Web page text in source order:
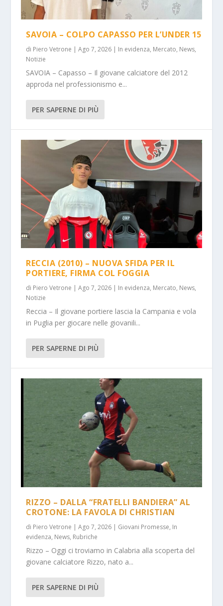
SAVOIA – COLPO CAPASSO PER L’UNDER 15
di Piero Vetrone |Ago 7, 2026 | In evidenza, Mercato, News,
Notizie
SAVOIA – Capasso – Il giovane calciatore del 2012
approda nel professionismo e...
PER SAPERNE DI PIÙ
RECCIA (2010) – NUOVA SFIDA PER IL
PORTIERE, FIRMA COL FOGGIA
di Piero Vetrone |Ago 7, 2026 | In evidenza, Mercato, News,
Notizie
Reccia – Il giovane portiere lascia la Campania e vola
in Puglia per giocare nelle giovanili...
PER SAPERNE DI PIÙ
RIZZO – DALLA “FRATELLI BANDIERA” AL
CROTONE: LA FAVOLA DI CHRISTIAN
di Piero Vetrone |Ago 7, 2026 | Giovani Promesse, In
evidenza, News, Rubriche
Rizzo – Oggi ci troviamo in Calabria alla scoperta del
giovane calciatore Rizzo, nato a...
PER SAPERNE DI PIÙ